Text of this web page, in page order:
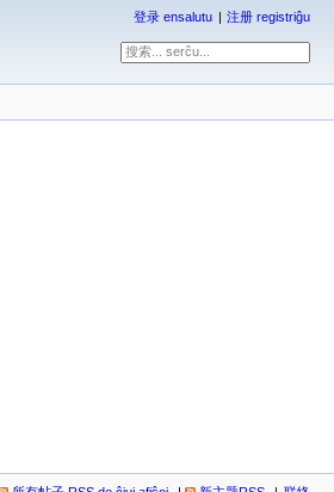
登录 ensalutu 注册 registriĝu